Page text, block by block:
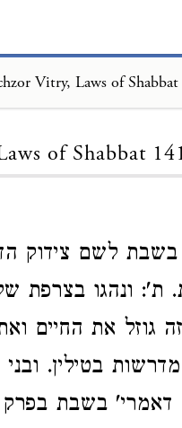
Vitry, Laws of Shabbat
of Shabbat
לשם צידוק
ונהגו בצרפת
גוזל את החיים
בטילין. ובני
דאמרי' בשבת